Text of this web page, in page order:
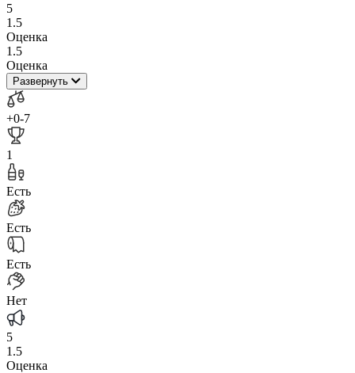
5
1.5
Оценка
1.5
Оценка
Развернуть
+0-7
1
Есть
Есть
Есть
Нет
5
1.5
Оценка